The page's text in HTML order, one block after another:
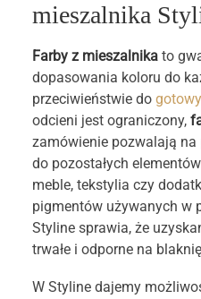
mieszalnika
Farby z mieszalnika to
dopasowania koloru do
przeciwieństwie do
odcieni jest ograniczony,
zamówienie pozwalają
do pozostałych
meble, tekstylia czy
pigmentów używanych w
Styline sprawia, że
trwałe i odporne na
W Styline dajemy